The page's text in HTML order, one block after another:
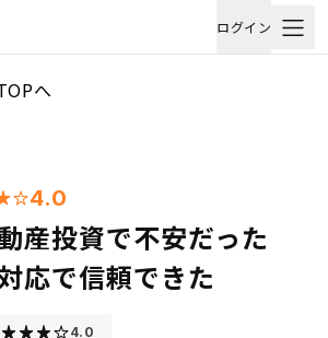
ログイン
へ
4.0
産投資で不安だった
応で信頼できた
4.0